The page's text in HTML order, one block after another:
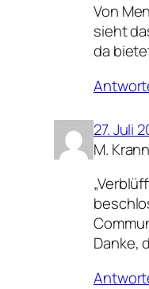
Von
sieht
da
27. Juli
M.
Danke,